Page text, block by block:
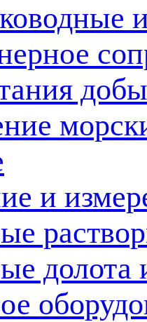
и
долота